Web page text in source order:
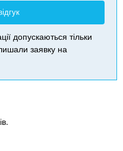
допускаються тільки
заявку на